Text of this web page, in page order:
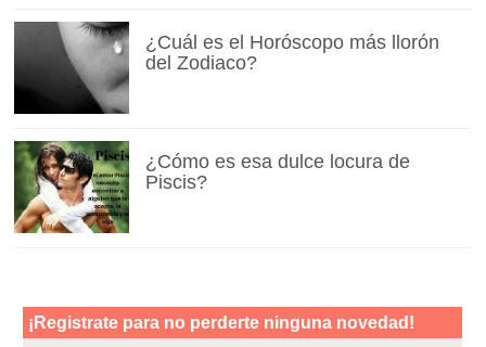
¿Cuál es el Horóscopo más llorón
del Zodiaco?
¿Cómo es esa dulce locura de
Piscis?